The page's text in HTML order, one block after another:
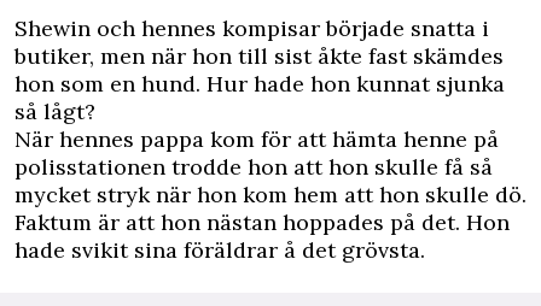
Shewin och hennes kompisar började snatta i
butiker, men när hon till sist åkte fast skämdes
hon som en hund. Hur hade hon kunnat sjunka
så lågt?
När hennes pappa kom för att hämta henne på
polisstationen trodde hon att hon skulle få så
mycket stryk när hon kom hem att hon skulle dö.
Faktum är att hon nästan hoppades på det. Hon
hade svikit sina föräldrar å det grövsta.